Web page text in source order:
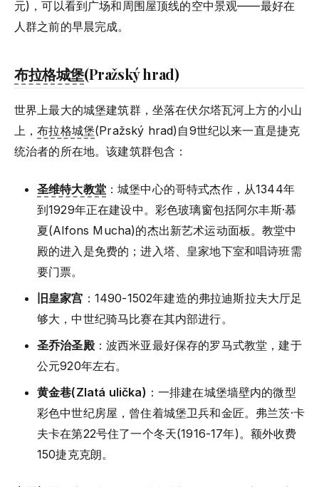
元)，可以看到广场和周围屋顶线的空中景观——最好在
人群之前的早晨完成。
布拉格城堡(Pražský hrad)
世界上最大的城堡建筑群，坐落在伏尔塔瓦河上方的小山
上，布拉格城堡(Pražský hrad)自9世纪以来一直是捷克
统治者的所在地。该建筑群包含：
圣维特大教堂：城堡中心的哥特式杰作，从1344年
到1929年正在建设中。彩色玻璃窗包括阿尔丰斯·慕
夏(Alfons Mucha)的杰出新艺术运动面板。教堂中
殿的进入是免费的；进入塔、皇家地下室和唱诗班需
要门票。
旧皇家宫 ：1490-1502年建造的弗拉迪斯拉夫大厅足
够大，中世纪骑马比赛在其内部进行。
圣乔治圣殿：波西米亚最好保存的罗马式教堂，建于
公元920年左右。
黄金巷(Zlatá ulička) ：一排建在城堡墙壁内的微型
彩色中世纪房屋，曾住着城堡卫兵和金匠。弗兰茨·卡
夫卡在第22号住了一个冬天(1916-17年)。额外收费
150捷克克朗。